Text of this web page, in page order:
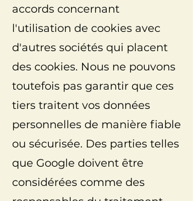
accords concernant
l'utilisation de cookies avec
d'autres sociétés qui placent
des cookies. Nous ne pouvons
toutefois pas garantir que ces
tiers traitent vos données
personnelles de manière fiable
ou sécurisée. Des parties telles
que Google doivent être
considérées comme des